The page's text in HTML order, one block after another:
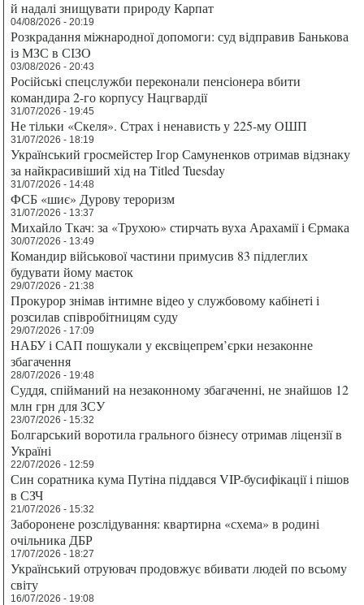
й надалі знищувати природу Карпат
04/08/2026 - 20:19
Розкрадання міжнародної допомоги: суд відправив Банькова
із МЗС в СІЗО
03/08/2026 - 20:43
Російські спецслужби переконали пенсіонера вбити
командира 2-го корпусу Нацгвардії
31/07/2026 - 19:45
Не тільки «Скеля». Страх і ненависть у 225-му ОШП
31/07/2026 - 18:19
Український гросмейстер Ігор Самуненков отримав відзнаку
за найкрасивіший хід на Titled Tuesday
31/07/2026 - 14:48
ФСБ «шиє» Дурову тероризм
31/07/2026 - 13:37
Михайло Ткач: за «Трухою» стирчать вуха Арахамії і Єрмака
30/07/2026 - 13:49
Командир військової частини примусив 83 підлеглих
будувати йому маєток
29/07/2026 - 21:38
Прокурор знімав інтимне відео у службовому кабінеті і
розсилав співробітницям суду
29/07/2026 - 17:09
НАБУ і САП пошукали у ексвіцепрем’єрки незаконне
збагачення
28/07/2026 - 19:48
Суддя, спійманий на незаконному збагаченні, не знайшов 12
млн грн для ЗСУ
23/07/2026 - 15:32
Болгарський воротила грального бізнесу отримав ліцензії в
Україні
22/07/2026 - 12:59
Син соратника кума Путіна піддався VIP-бусифікації і пішов
в СЗЧ
21/07/2026 - 15:32
Заборонене розслідування: квартирна «схема» в родині
очільника ДБР
17/07/2026 - 18:27
Український отруювач продовжує вбивати людей по всьому
світу
16/07/2026 - 19:08